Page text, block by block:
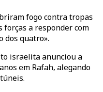
fogo contra tropas
forças a responder com
dos quatro».
israelita anunciou a
em Rafah, alegando